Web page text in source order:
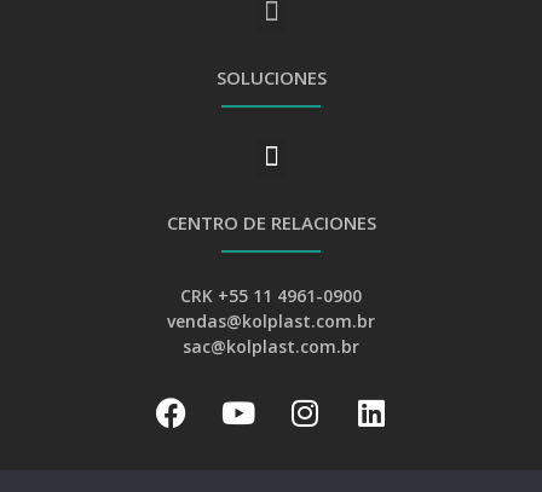
SOLUCIONES
CENTRO DE RELACIONES
CRK +55 11 4961-0900
vendas@kolplast.com.br
sac@kolplast.com.br